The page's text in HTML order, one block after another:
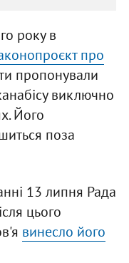
року в
про
пропонували
виключно
Його
поза
13 липня Рада
цього
винесло його